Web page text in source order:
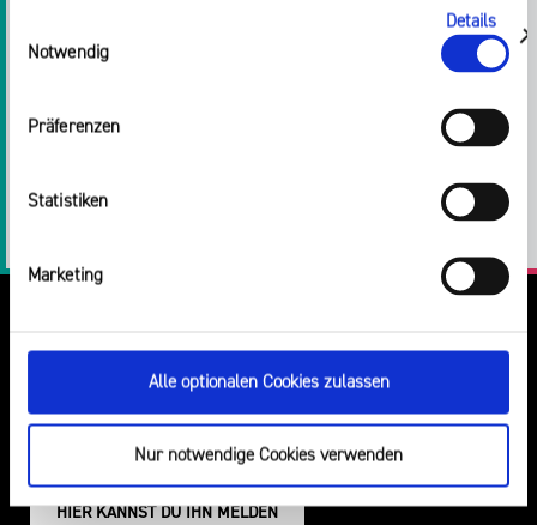
„Einwilligung ändern“ in der Datenschutzerklärung aufgerufen
werden. Dort können Sie auch Ihre Einwilligung jederzeit mit
Wirkung für die Zukunft widerrufen. Die vollständige Ablehnung
optionaler Cookies erfolgt über den Button „Nur notwendige
Notwendig
Präferenzen
Statistiken
Marketing
Details
zeigen
Alle optionalen Cookies zulassen
Nur notwendige Cookies verwenden
HIER KANNST DU IHN MELDEN